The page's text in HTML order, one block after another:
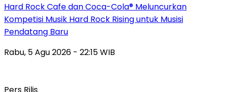
Hard Rock Cafe dan Coca-Cola® Meluncurkan
Kompetisi Musik Hard Rock Rising untuk Musisi
Pendatang Baru
Rabu, 5 Agu 2026 - 22:15 WIB
Pers Rilis